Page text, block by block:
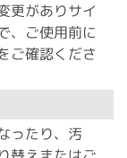
更がありサイ
、ご使用前に
ご確認くださ
ったり、汚